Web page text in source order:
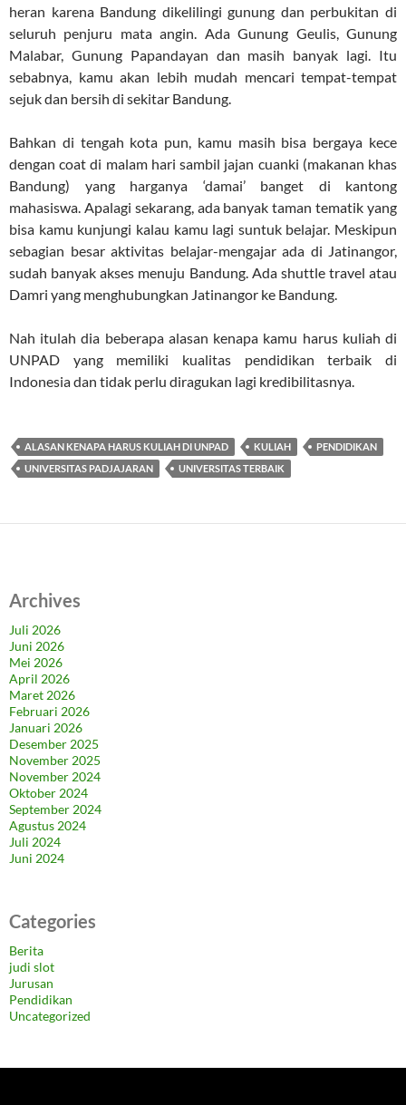
heran karena Bandung dikelilingi gunung dan perbukitan di
seluruh penjuru mata angin. Ada Gunung Geulis, Gunung
Malabar, Gunung Papandayan dan masih banyak lagi. Itu
sebabnya, kamu akan lebih mudah mencari tempat-tempat
sejuk dan bersih di sekitar Bandung.
Bahkan di tengah kota pun, kamu masih bisa bergaya kece
dengan coat di malam hari sambil jajan cuanki (makanan khas
Bandung) yang harganya ‘damai’ banget di kantong
mahasiswa. Apalagi sekarang, ada banyak taman tematik yang
bisa kamu kunjungi kalau kamu lagi suntuk belajar. Meskipun
sebagian besar aktivitas belajar-mengajar ada di Jatinangor,
sudah banyak akses menuju Bandung. Ada shuttle travel atau
Damri yang menghubungkan Jatinangor ke Bandung.
Nah itulah dia beberapa alasan kenapa kamu harus kuliah di
UNPAD yang memiliki kualitas pendidikan terbaik di
Indonesia dan tidak perlu diragukan lagi kredibilitasnya.
ALASAN KENAPA HARUS KULIAH DI UNPAD KULIAH
PENDIDIKAN
UNIVERSITAS PADJAJARAN
UNIVERSITAS TERBAIK
Archives
Juli 2026
Juni 2026
Mei 2026
April 2026
Maret 2026
Februari 2026
Januari 2026
Desember 2025
November 2025
November 2024
Oktober 2024
September 2024
Agustus 2024
Juli 2024
Juni 2024
Categories
Berita
judi slot
Jurusan
Pendidikan
Uncategorized